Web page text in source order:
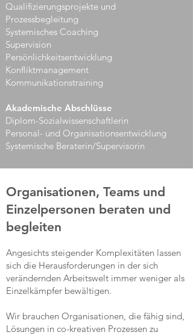
Organisationen, Teams und
Einzelpersonen beraten und
begleiten
Angesichts steigender Komplexitäten lassen
sich die Herausforderungen in der sich
verändernden Arbeitswelt immer weniger als
Einzelkämpfer bewältigen.
Wir brauchen Organisationen, die fähig sind,
Lösungen in co-kreativen Prozessen zu
Qualifizierungsprojekte und
Prozessbegleitung
Systemisches Coaching
Supervision
Persönlichkeitsentwicklung
Konfliktmanagement
Kommunikationstraining
Akademische Abschlüsse
Diplom-Sozialwissenschaftlerin
Personal- und Organisationsentwicklung
Systemische Beraterin/Supervisorin